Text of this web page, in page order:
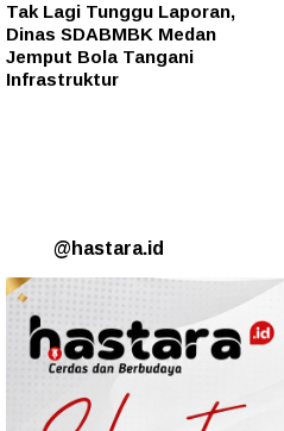
Tak Lagi Tunggu Laporan,
Dinas SDABMBK Medan
Jemput Bola Tangani
Infrastruktur
@hastara.id